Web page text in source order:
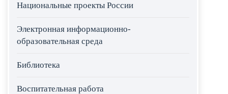
Национальные проекты России
Электронная информационно-
образовательная среда
Библиотека
Воспитательная работа